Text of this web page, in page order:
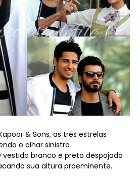
& Sons, as três estrelas
o olhar sinistro
branco e preto despojado
sua altura proeminente.